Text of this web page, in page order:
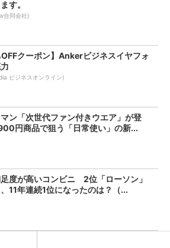
す。
合同会社)
クーポン】Ankerビジネスイヤフォ
ビジネスオンライン)
ン「次世代ファン付きウエア」が登
円商品で狙う「日常使い」の新...
度が高いコンビニ 2位「ローソン」
11年連続1位になったのは？（...